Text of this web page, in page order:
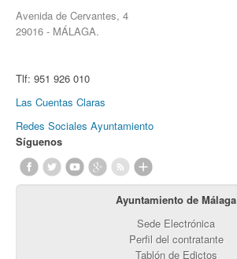
Avenida de Cervantes, 4
29016 - MÁLAGA.
Tlf: 951 926 010
Las Cuentas Claras
Redes Sociales Ayuntamiento
Síguenos
Ayuntamiento de Málaga
Sede Electrónica
Perfil del contratante
Tablón de Edictos